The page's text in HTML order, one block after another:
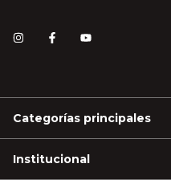
Categorías principales
Institucional